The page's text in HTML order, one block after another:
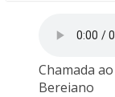
Chamada
Bereiano